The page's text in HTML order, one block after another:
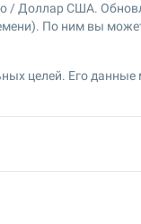
/ Доллар США.
По ним вы
целей. Его данные